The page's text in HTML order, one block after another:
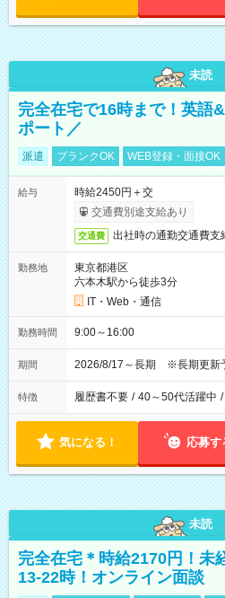
未読
完全在宅で16時まで！英語
ポート／
派遣 ブランクOK WEB登録・面接OK
給与
時給2450円＋交
交通費別途支給あり
交通費 出社時の通勤交通費支
勤務地
東京都港区
六本木駅から徒歩3分
IT・Web・通信
勤務時間 9:00～16:00
期間 2026/8/17～長期 ※長期更新
特徴 履歴書不要 / 40～50代活躍中 /
気になる！ 応募す
未読
完全在宅＊時給2170円！未
13-22時！オンライン面談